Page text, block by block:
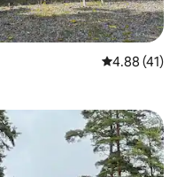
レビュー41
4.88 (41)